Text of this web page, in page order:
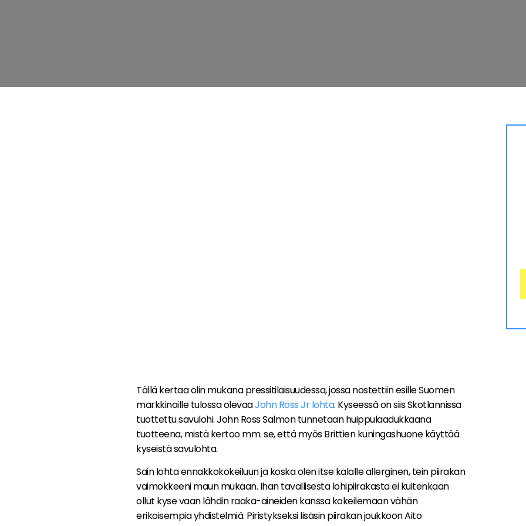
Tällä kertaa olin mukana pressitilaisuudessa, jossa nostettiin esille Suomen
markkinoille tulossa olevaaJohn Ross Jr lohta. Kyseessä on siis Skotlannissa
tuottettu savulohi. John Ross Salmon tunnetaan huippulaadukkaana
tuotteena, mistä kertoo mm. se, että myös Brittien kuningashuone käyttää
kyseistä savulohta.
Sain lohta ennakkokokeiluun ja koska olen itse kalalle allerginen, tein piirakan
vaimokkeeni maun mukaan. Ihan tavallisesta lohipiirakasta ei kuitenkaan
ollut kyse vaan lähdin raaka-aineiden kanssa kokeilemaan vähän
erikoisempia yhdistelmiä. Piristykseksi lisäsin piirakan joukkoon Aito